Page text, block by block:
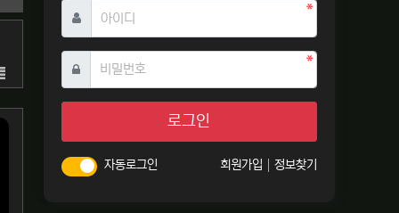
목록
아이디 필수
비밀번호필수
로그인
자동로그인 회원가입 정보찾기